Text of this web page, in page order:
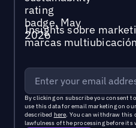
Insights sobre
marcas multiubicación
By clicking on subscribe you consent
use this data for email marketing on
described here. You can withdraw this
lawfulness of the processing before its